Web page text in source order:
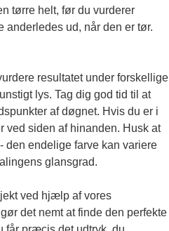
tørre helt, før du vurderer
anderledes ud, når den er tør.
resultatet under forskellige
lys. Tag dig god tid til at
af døgnet. Hvis du er i
ved siden af hinanden. Husk at
den endelige farve kan variere
glansgrad.
ved hjælp af vores
det nemt at finde den perfekte